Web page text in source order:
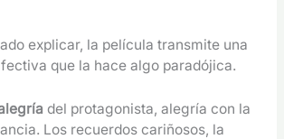
explicar, la película transmite una
que la hace algo paradójica.
del protagonista, alegría con la
Los recuerdos cariñosos, la